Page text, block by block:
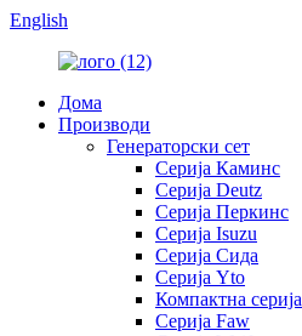
English
Дома
Производи
Генераторски сет
Серија Каминс
Серија Deutz
Серија Перкинс
Серија Isuzu
Серија Сида
Серија Yto
Компактна серија
Серија Faw